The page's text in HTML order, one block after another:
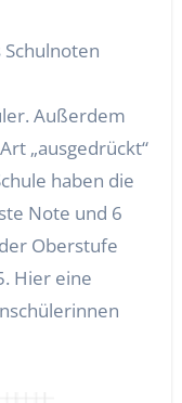
Schulnoten
Außerdem
„ausgedrückt“
haben die
Note und 6
Oberstufe
Hier eine